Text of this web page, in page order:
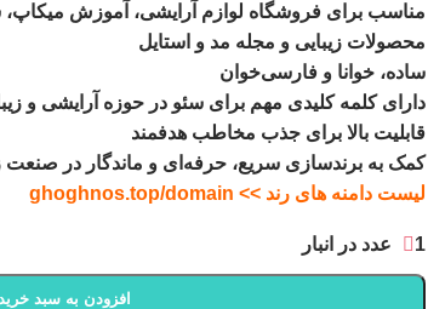
مناسب برای فروشگاه لوازم آرایشی، آموزش میکاپ،
محصولات زیبایی و مجله مد و استایل
ساده، خوانا و فارسی‌خوان
دارای کلمه کلیدی مهم برای سئو در حوزه آرایشی و
قابلیت بالا برای جذب مخاطب هدفمند
کمک به برندسازی سریع، حرفه‌ای و ماندگار در صنعت
لیست دامنه های رند >> ghoghnos.top/domain
1 عدد در انبار
افزودن به سبد